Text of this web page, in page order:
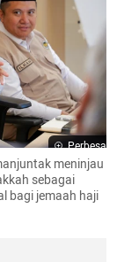
Perbesar
meninjau
sebagai
bagi jemaah haji